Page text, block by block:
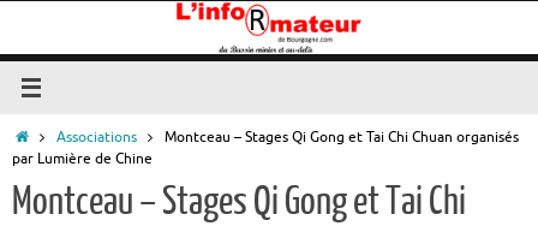
contenu
Accueil
Associations
Montceau – Stages Qi Gong et Tai Chi Chuan organisés
par Lumière de Chine
Montceau – Stages Qi Gong et Tai Chi